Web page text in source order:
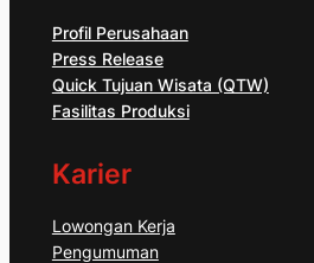
Profil Perusahaan
Press Release
Quick Tujuan Wisata (QTW)
Fasilitas Produksi
Karier
Lowongan Kerja
Pengumuman